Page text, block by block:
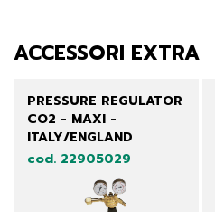
ACCESSORI EXTRA
PRESSURE REGULATOR
CO2 - MAXI -
ITALY/ENGLAND
cod. 22905029